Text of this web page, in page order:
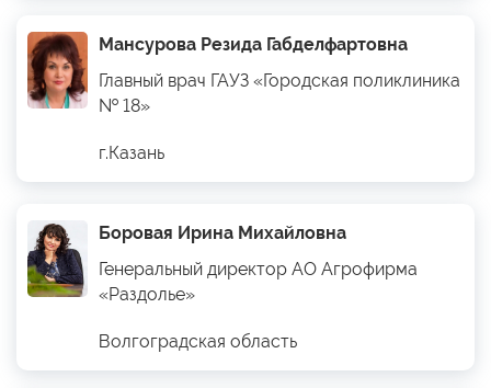
Мансурова Резида Габделфартовна
Главный врач ГАУЗ «Городская поликлиника
№ 18»
г.Казань
Боровая Ирина Михайловна
Генеральный директор АО Агрофирма
«Раздолье»
Волгоградская область